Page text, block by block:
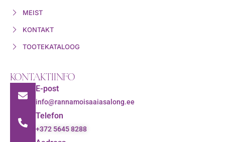
MEIST
KONTAKT
TOOTEKATALOOG
KONTAKTIINFO
E-post
info@rannamoisaaiasalong.ee
Telefon
+372 5645 8288